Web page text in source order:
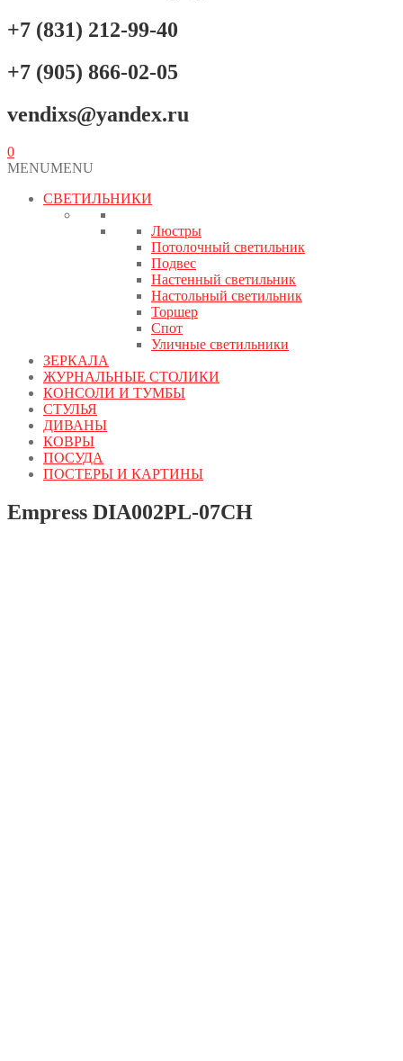
+7 (831) 212-99-40
+7 (905) 866-02-05
vendixs@yandex.ru
0
MENUMENU
СВЕТИЛЬНИКИ
Люстры
Потолочный светильник
Подвес
Настенный светильник
Настольный светильник
Торшер
Спот
Уличные светильники
ЗЕРКАЛА
ЖУРНАЛЬНЫЕ СТОЛИКИ
КОНСОЛИ И ТУМБЫ
СТУЛЬЯ
ДИВАНЫ
КОВРЫ
ПОСУДА
ПОСТЕРЫ И КАРТИНЫ
Empress DIA002PL-07CH